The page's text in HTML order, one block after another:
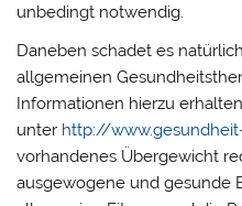
unbedingt notwendig.
Daneben schadet es
allgemeinen
Informationen hierzu
unter http://
vorhandenes Übergewicht
ausgewogene und gesunde